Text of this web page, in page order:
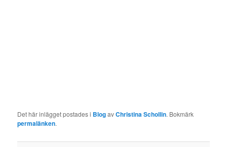
Det här inlägget postades i BlogavChristina Schollin. Bokmärk
permalänken.